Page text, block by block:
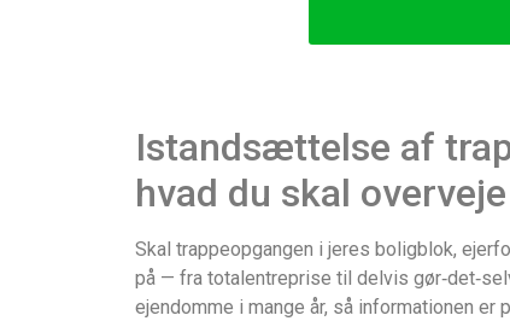
Istandsættelse af
hvad du skal overveje
Skal trappeopgangen i jeres boligblok,
på — fra totalentreprise til delvis
ejendomme i mange år, så informationen